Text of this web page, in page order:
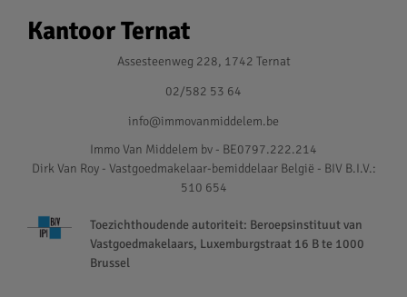
Kantoor Ternat
Assesteenweg 228, 1742 Ternat
02/582 53 64
info@immovanmiddelem.be
Immo Van Middelem bv - BE0797.222.214
Dirk Van Roy - Vastgoedmakelaar-bemiddelaar België - BIV B.I.V.:
510 654
Toezichthoudende autoriteit: Beroepsinstituut van
Vastgoedmakelaars, Luxemburgstraat 16 B te 1000
Brussel